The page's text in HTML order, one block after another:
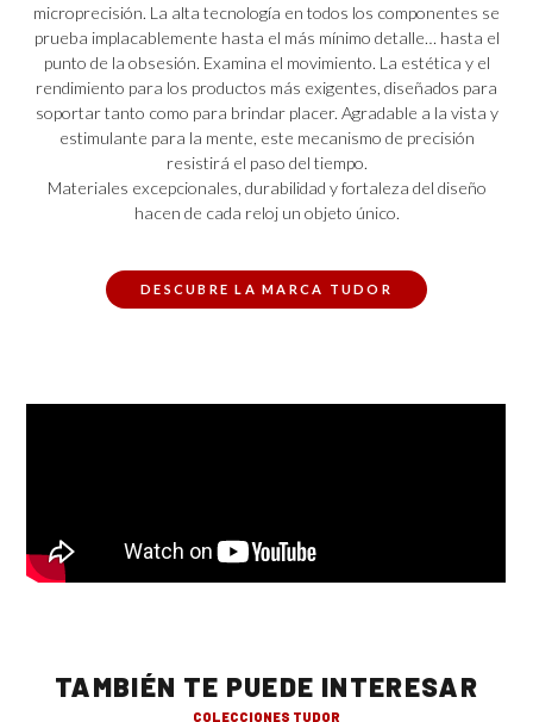
microprecisión. La alta tecnología en todos los componentes se
prueba implacablemente hasta el más mínimo detalle… hasta el
punto de la obsesión. Examina el movimiento. La estética y el
rendimiento para los productos más exigentes, diseñados para
soportar tanto como para brindar placer. Agradable a la vista y
estimulante para la mente, este mecanismo de precisión
resistirá el paso del tiempo.
Materiales excepcionales, durabilidad y fortaleza del diseño
hacen de cada reloj un objeto único.
DESCUBRE LA MARCA TUDOR
TAMBIÉN TE PUEDE INTERESAR
COLECCIONES TUDOR